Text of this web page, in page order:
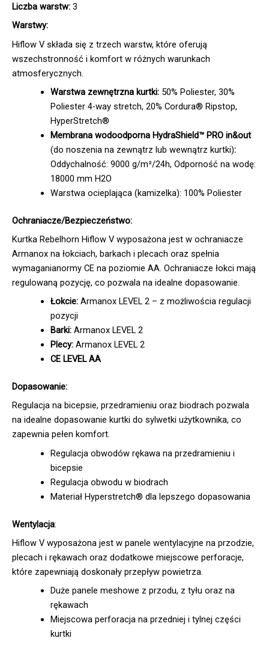
Liczba warstw: 3
Warstwy:
Hiflow V składa się z trzech warstw, które oferują
wszechstronność i komfort w różnych warunkach
atmosferycznych.
Warstwa zewnętrzna kurtki:50% Poliester, 30%
Poliester 4-way stretch, 20% Cordura® Ripstop,
HyperStretch®
Membrana wodoodporna HydraShield™ PRO in&out
(do noszenia na zewnątrz lub wewnątrz kurtki):
Oddychalność: 9000 g/m²/24h, Odporność na wodę:
18000 mm H2O
Warstwa ocieplająca (kamizelka): 100% Poliester
Ochraniacze/Bezpieczeństwo:
Kurtka Rebelhorn Hiflow V wyposażona jest w ochraniacze
Armanox na łokciach, barkach i plecach oraz spełnia
wymaganianormy CE na poziomie AA. Ochraniacze łokci mają
regulowaną pozycję, co pozwala na idealne dopasowanie.
Łokcie:Armanox LEVEL 2 – z możliwościa regulacji
pozycji
Barki:Armanox LEVEL 2
Plecy:Armanox LEVEL 2
CE LEVEL AA
Dopasowanie:
Regulacja na bicepsie, przedramieniu oraz biodrach pozwala
na idealne dopasowanie kurtki do sylwetki użytkownika, co
zapewnia pełen komfort.
Regulacja obwodów rękawa na przedramieniu i
bicepsie
Regulacja obwodu w biodrach
Materiał Hyperstretch® dla lepszego dopasowania
Wentylacja:
Hiflow V wyposażona jest w panele wentylacyjne na przodzie,
plecach i rękawach oraz dodatkowe miejscowe perforacje,
które zapewniają doskonały przepływ powietrza.
Duże panele meshowe z przodu, z tyłu oraz na
rękawach
Miejscowa perforacja na przedniej i tylnej części
kurtki